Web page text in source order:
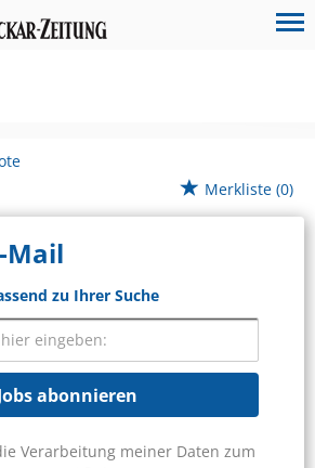
Merkliste (0)
Mail
zu Ihrer Suche
abonnieren
Verarbeitung meiner Daten zum